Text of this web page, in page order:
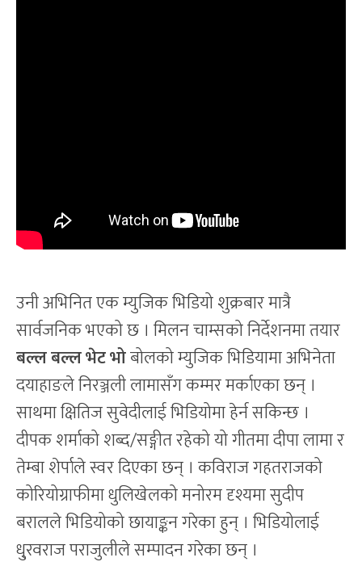
उनी अभिनित एक म्युजिक भिडियो शुक्रबार मात्रै
सार्वजनिक भएको छ । मिलन चाम्सको निर्देशनमा तयार
बल्ल बल्ल भेट भोबोलको म्युजिक भिडियामा अभिनेता
दयाहाङले निरञ्जली लामासँग कम्मर मर्काएका छन् ।
साथमा क्षितिज सुवेदीलाई भिडियोमा हेर्न सकिन्छ ।
दीपक शर्माको शब्द/सङ्गीत रहेको यो गीतमा दीपा लामा र
तेम्बा शेर्पाले स्वर दिएका छन् । कविराज गहतराजको
कोरियोग्राफीमा धुलिखेलको मनोरम दृश्यमा सुदीप
बरालले भिडियोको छायाङ्कन गरेका हुन् । भिडियोलाई
धु्रवराज पराजुलीले सम्पादन गरेका छन् ।